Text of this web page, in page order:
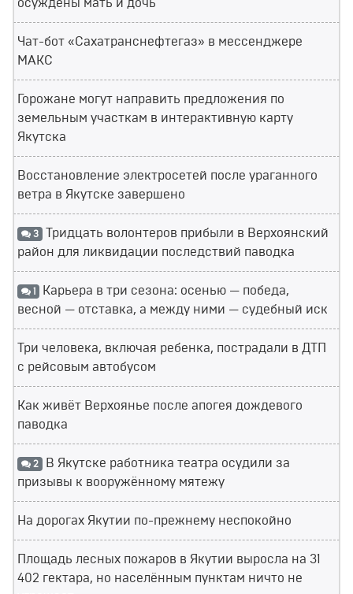
осуждены мать и дочь
Чат-бот «Сахатранснефтегаз» в мессенджере
МАКС
Горожане могут направить предложения по
земельным участкам в интерактивную карту
Якутска
Восстановление электросетей после ураганного
ветра в Якутске завершено
3 Тридцать волонтеров прибыли в Верхоянский
район для ликвидации последствий паводка
1 Карьера в три сезона: осенью — победа,
весной — отставка, а между ними — судебный иск
Три человека, включая ребенка, пострадали в ДТП
с рейсовым автобусом
Как живёт Верхоянье после апогея дождевого
паводка
2 В Якутске работника театра осудили за
призывы к вооружённому мятежу
На дорогах Якутии по-прежнему неспокойно
Площадь лесных пожаров в Якутии выросла на 31
402 гектара, но населённым пунктам ничто не